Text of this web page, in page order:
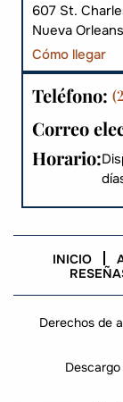
607 St.
Nueva
Cómo llegar
Teléfono:
Correo
Horario:
INICIO
Derechos de